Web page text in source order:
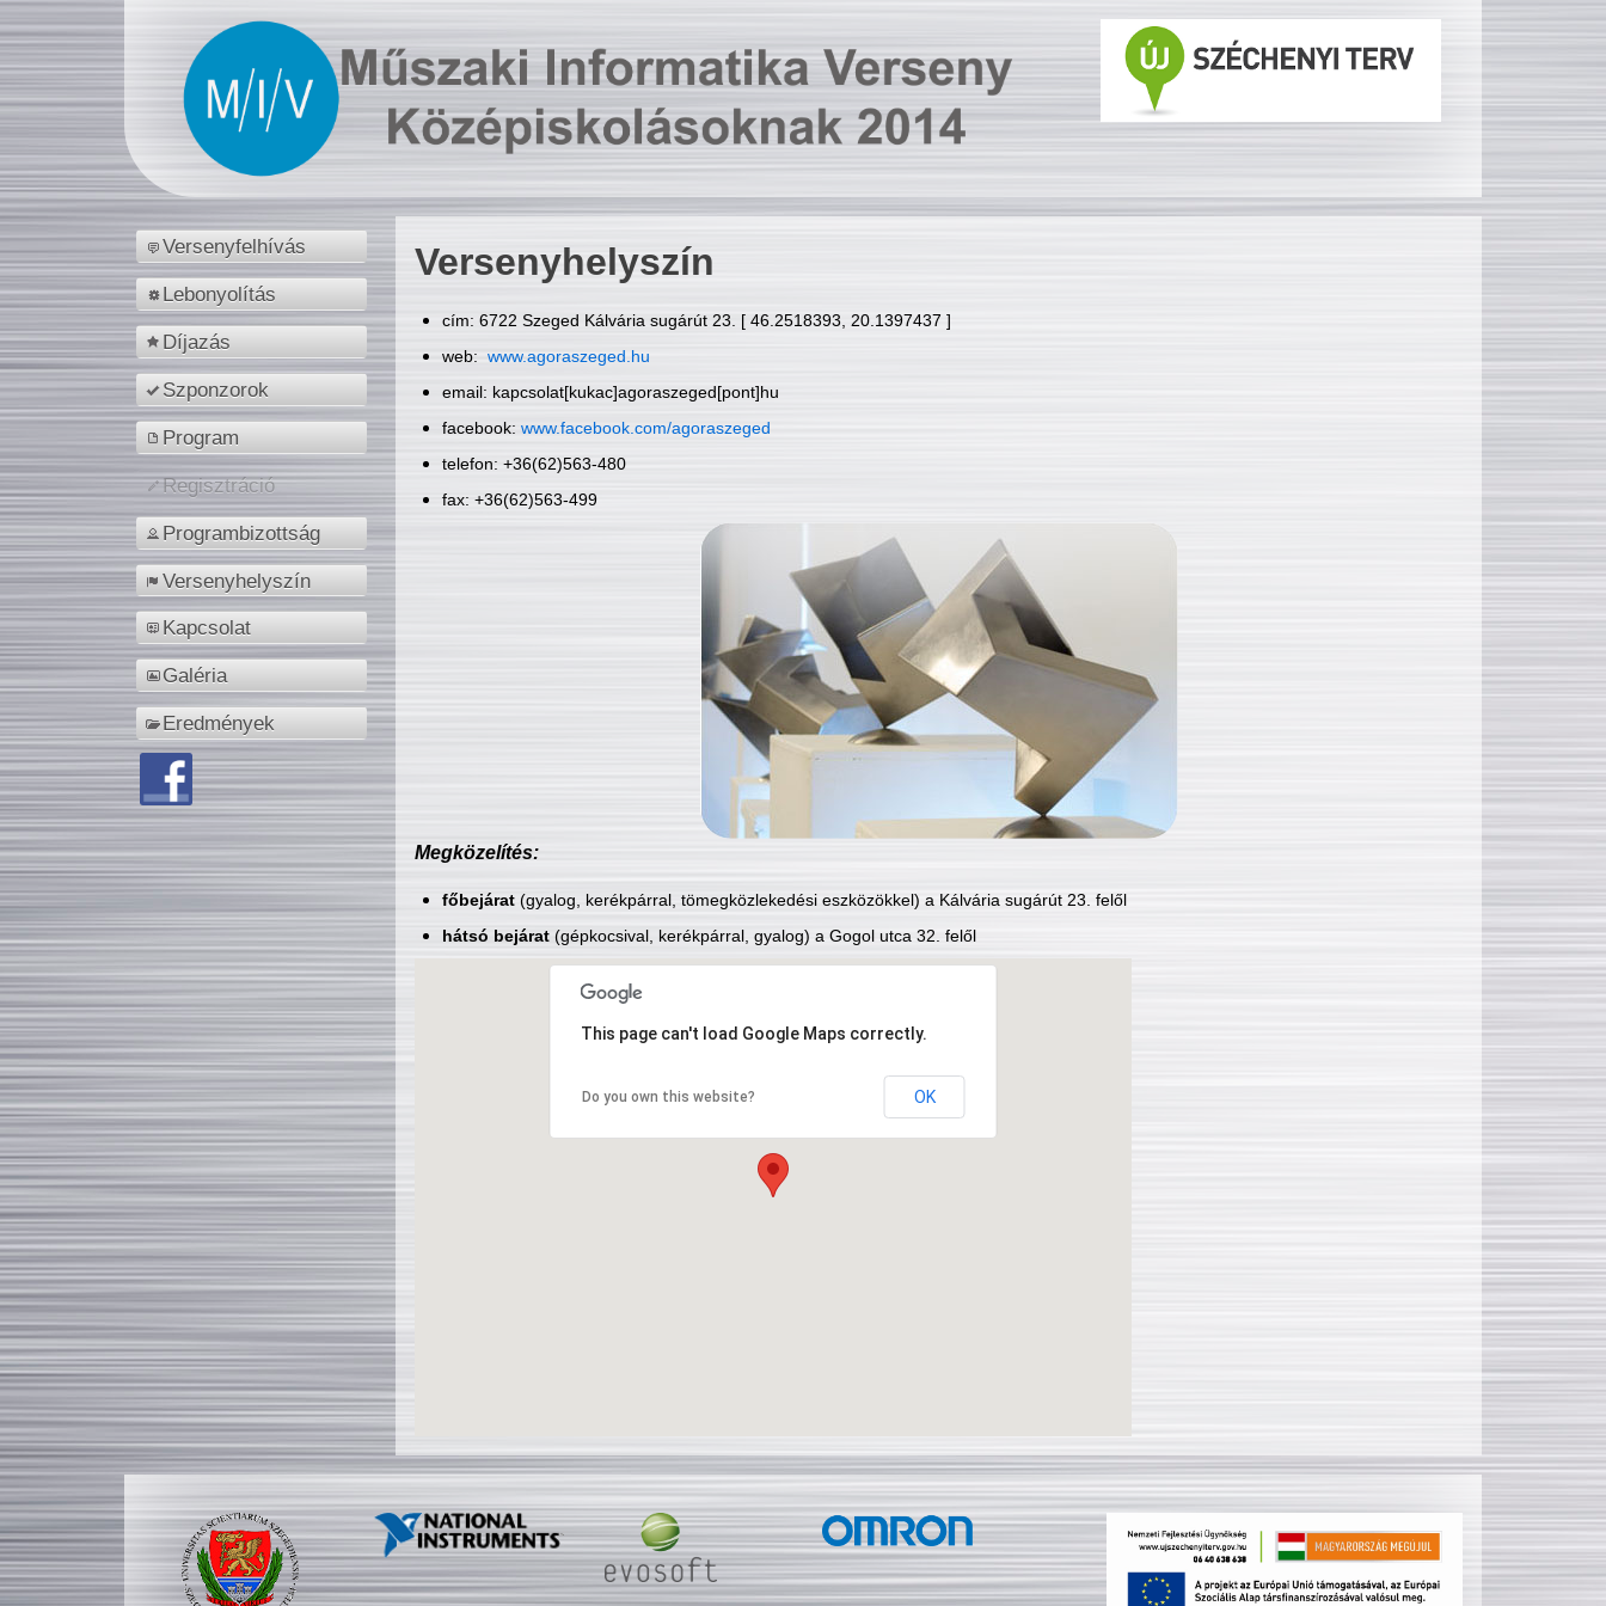
Versenyfelhívás
Lebonyolítás
Díjazás
Szponzorok
Program
Regisztráció
Programbizottság
Versenyhelyszín
Kapcsolat
Galéria
Eredmények
Versenyhelyszín
cím: 6722 Szeged Kálvária sugárút 23. [ 46.2518393, 20.1397437 ]
web: www.agoraszeged.hu
email: kapcsolat[kukac]agoraszeged[pont]hu
facebook: www.facebook.com/agoraszeged
telefon: +36(62)563-480
fax: +36(62)563-499
Megközelítés:
főbejárat(gyalog, kerékpárral, tömegközlekedési eszközökkel) a Kálvária sugárút 23. felől
hátsó bejárat(gépkocsival, kerékpárral, gyalog) a Gogol utca 32. felől
This page can't load Google Maps correctly.
Do you own this website? OK